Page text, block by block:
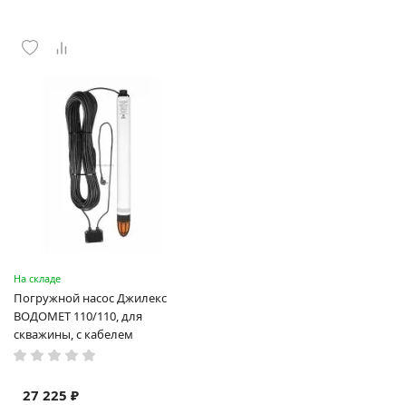
На складе
Погружной насос Джилекс
ВОДОМЕТ 110/110, для
скважины, с кабелем
27 225 ₽